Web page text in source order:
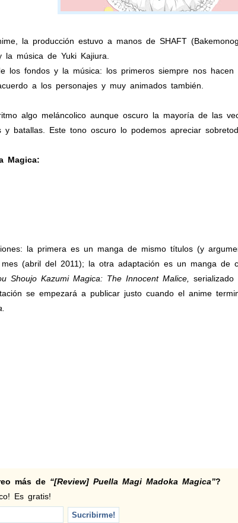
la producción estuvo a manos de SHAFT
música de Yuki Kajiura.
los fondos y la música: los primeros siempre nos
a los personajes y muy animados también.
algo meláncolico aunque oscuro la mayoría de las
y batallas. Este tono oscuro lo podemos apreciar
Magica:
la primera es un manga de mismo títulos (y
(abril del 2011); la otra adaptación es un manga de
Shoujo Kazumi Magica: The Innocent Malice,
se empezará a publicar justo cuando el anime
más de “[Review] Puella Magi Madoka Magica”?
Es gratis!